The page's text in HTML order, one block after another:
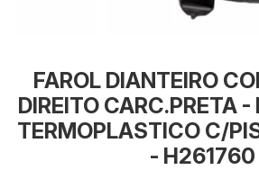
FAROL DIANTEIRO
DIREITO CARC.PRETA
TERMOPLASTICO C/
- H261760